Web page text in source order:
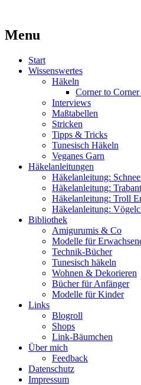
MissKnitness
Kaufst du noch oder
Menu
Skip
Start
Wissenswertes
Häkeln
Corner to
Interviews
Maßtabellen
Stricken
Tipps & Tricks
Tunesisch Häkeln
Veganes Garn
Häkelanleitungen
Häkelanleitung:
Häkelanleitung: Trabant
Häkelanleitung: Troll
Häkelanleitung:
Bibliothek
Amigurumis & Co
Modelle für
Technik-Bücher
Tunesisch häkeln
Wohnen & Dekorieren
Bücher für Anfänger
Modelle für Kinder
Links
Blogroll
Shops
Link-Bäumchen
Über mich
Feedback
Datenschutz
Impressum